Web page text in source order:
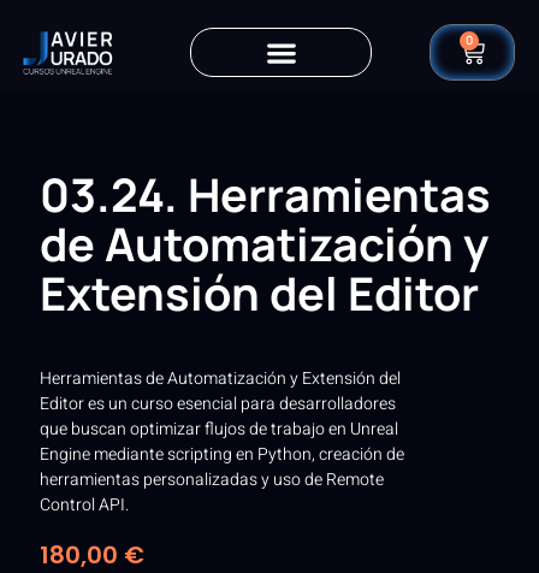
0
03.24. Herramientas
de Automatización y
Extensión del Editor
Herramientas de Automatización y Extensión del
Editor es un curso esencial para desarrolladores
que buscan optimizar flujos de trabajo en Unreal
Engine mediante scripting en Python, creación de
herramientas personalizadas y uso de Remote
Control API.
180,00 €